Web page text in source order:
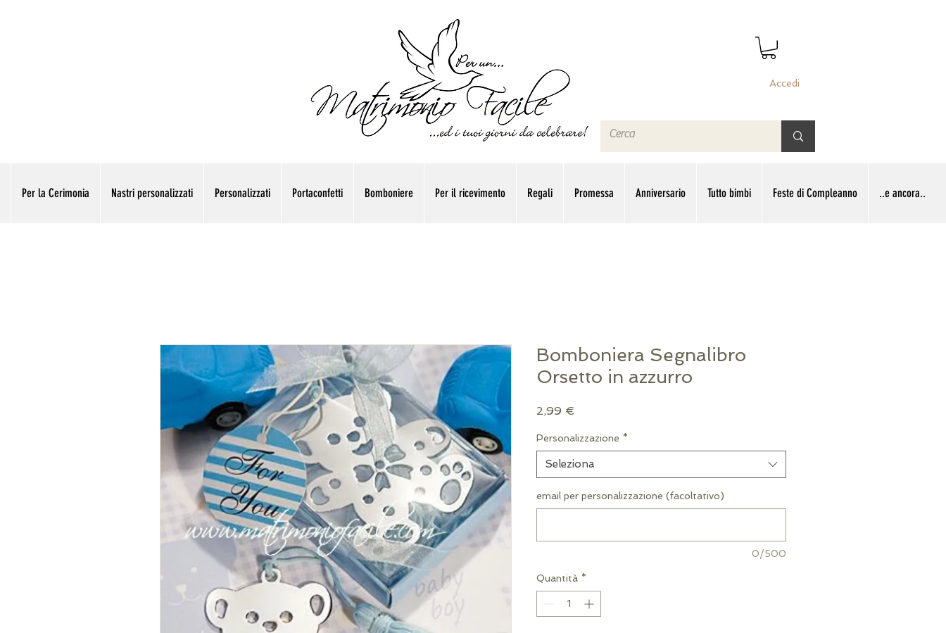
Accedi
Per la Cerimonia Nastri personalizzati Personalizzati Portaconfetti Bomboniere Per il ricevimento Regali Promessa Anniversario Tutto bimbi Feste di Compleanno ..e ancora..
Bomboniera Segnalibro
Orsetto in azzurro
2,99 €
Personalizzazione *
Seleziona
email per personalizzazione (facoltativo)
0/500
Quantità *